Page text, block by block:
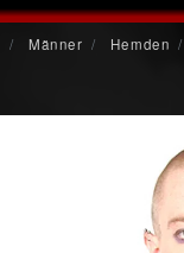
Männer Hemden